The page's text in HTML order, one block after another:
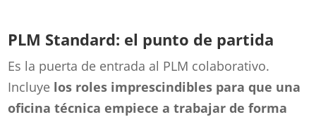
PLM Standard: el punto de partida
Es la puerta de entrada al PLM colaborativo.
Incluye los roles imprescindibles para que una
oficina técnica empiece a trabajar de forma